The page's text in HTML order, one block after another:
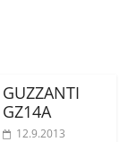
GUZZANTI
GZ14A
12.9.2013